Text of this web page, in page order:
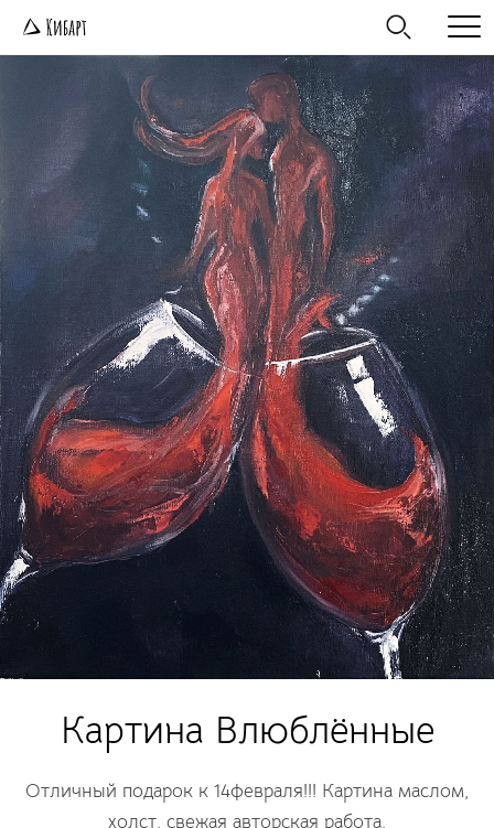
Картина Влюблённые
Отличный подарок к 14февраля!!! Картина маслом,
холст, свежая авторская работа.